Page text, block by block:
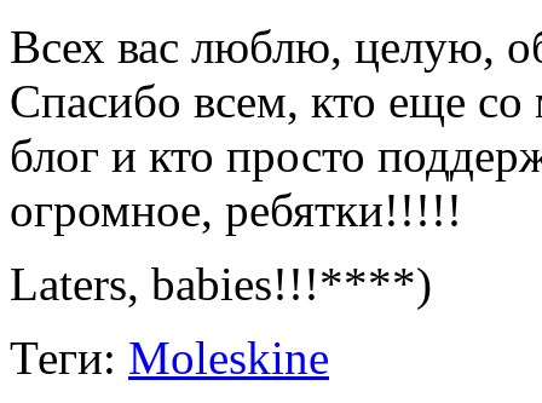
Всех вас люблю, целую,
Спасибо всем, кто еще со
блог и кто просто
огромное, ребятки!!!!!
Laters, babies!!!****)
Теги: Moleskine